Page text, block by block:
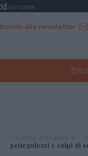
NETWORK
Iscriviti alla newsletter
pettegolezzi e colpi di